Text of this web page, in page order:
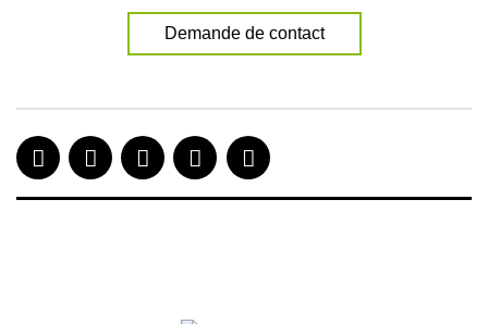
Demande de contact